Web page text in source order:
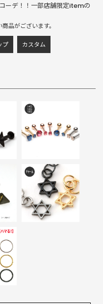
ーデ！！一部店舗限定itemの
品がございます。
プ カスタム